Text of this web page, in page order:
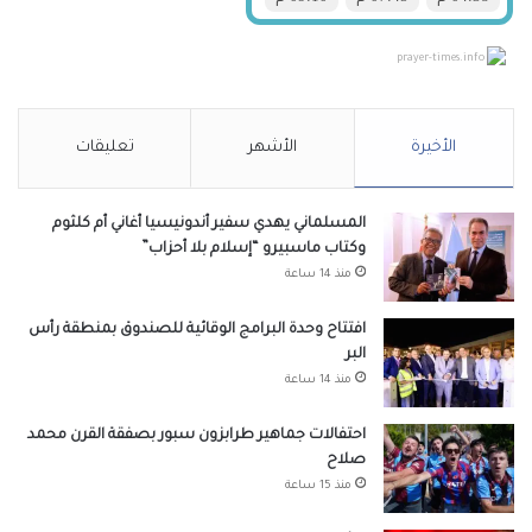
prayer-times.info
الأخيرة الأشهر تعليقات
المسلماني يهدي سفير أندونيسيا أغاني أم كلثوم
وكتاب ماسبيرو “إسلام بلا أحزاب”
منذ 14 ساعة
افتتاح وحدة البرامج الوقائية للصندوق بمنطقة رأس
البر
منذ 14 ساعة
احتفالات جماهير طرابزون سبور بصفقة القرن محمد
صلاح
منذ 15 ساعة